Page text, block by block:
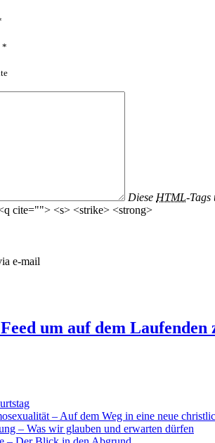
*
Diese HTML-Tags
cite=""> <s> <strike> <strong>
e-mail
um auf dem Laufenden
– Auf dem Weg in eine neue
– Was wir glauben und erwarten dürfen